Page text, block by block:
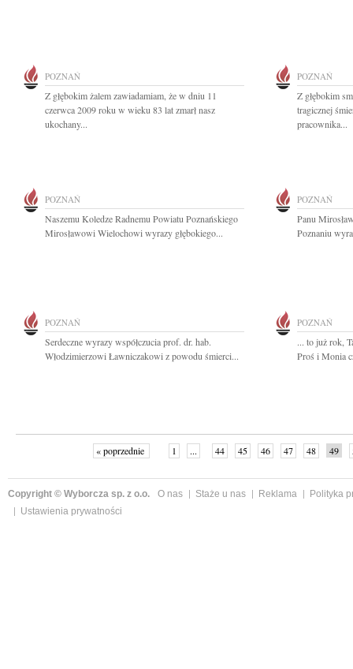
POZNAŃ
Z głębokim żalem zawiadamiam, że w dniu 11
czerwca 2009 roku w wieku 83 lat zmarł nasz
ukochany...
POZNAŃ
Z głębokim
tragicznej
pracownika...
POZNAŃ
Naszemu Koledze Radnemu Powiatu Poznańskiego
Mirosławowi Wielochowi wyrazy głębokiego...
POZNAŃ
Panu
Poznaniu
POZNAŃ
Serdeczne wyrazy współczucia prof. dr. hab.
Włodzimierzowi Ławniczakowi z powodu śmierci...
POZNAŃ
... to już rok,
Proś i Monia
« poprzednie 1 ... 44 45 46 47 48 49
Copyright © Wyborcza sp. z o.o. O nas Staże u nas Reklama
Polityka
Ustawienia prywatności